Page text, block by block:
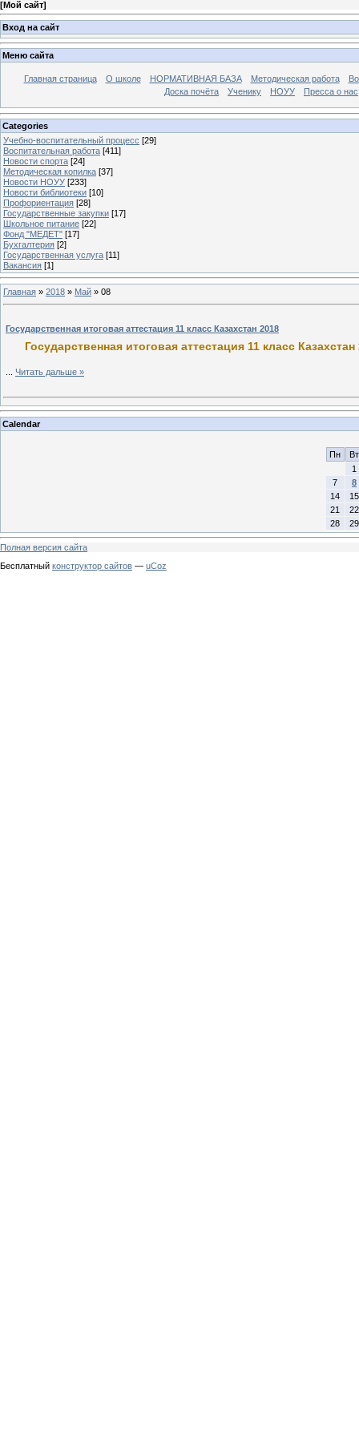
[Мой сайт]
Вход на сайт
Меню сайта
Главная страница О школе НОРМАТИВНАЯ БАЗА Методическая работа
Доска почёта
Ученику НОУУ Пресса о нас
Categories
Учебно-воспитательный процесс [29]
Воспитательная работа [411]
Новости спорта [24]
Методическая копилка [37]
Новости НОУУ [233]
Новости библиотеки [10]
Профориентация [28]
Государственные закупки [17]
Школьное питание [22]
Фонд "МЕДЕТ" [17]
Бухгалтерия [2]
Государственная услуга [11]
Вакансия [1]
Главная » 2018 » Май » 08
Государственная итоговая аттестация 11 класс Казахстан 2018
Государственная итоговая аттестация 11 класс
Читать дальше »
Calendar
Пн
Вт
1
7
8
14
15
21
22
28
29
Полная версия сайта
Бесплатный конструктор сайтов — uCoz